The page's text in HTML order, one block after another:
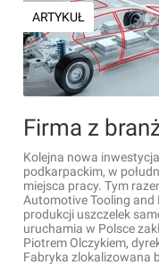
ARTYKUŁ
Kolejna nowa
podkarpackim, w
miejsca pracy. Tym
Automotive Tooling and
produkcji uszczelek
uruchamia w Polsce
Piotrem Olczykiem,
Fabryka zlokalizowana